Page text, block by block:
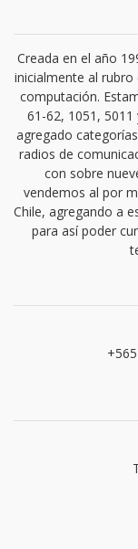
Creada en el año
inicialmente al
computación.
61-62, 1051,
agregado
radios de
con sobre
vendemos al por
Chile, agregando a
para así poder